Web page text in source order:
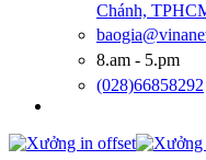
Chánh,
8.am - 5.pm
(028)66858292